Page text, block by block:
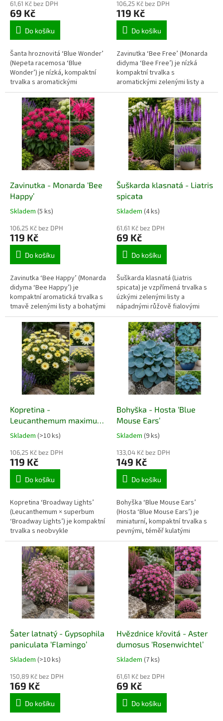
61,61 Kč bez DPH
69 Kč
Do košíku
Šanta hroznovitá ‘Blue Wonder’
(Nepeta racemosa ‘Blue
Wonder’) je nízká, kompaktní
trvalka s aromatickými
šedozelenými listy a množstvím
sytě modrých až
modrofialových květů. Kvete od
pozdního jara do začátku
podzimu a po seříznutí
spolehlivě znovu nakvétá. Hodí
se do slunných záhonů, skalek,
štěrkových výsadeb, lemů cest,
nádob i zahrad pro opylovače.
106,25 Kč bez DPH
119 Kč
Do košíku
Zavinutka ‘Bee Free’ (Monarda
didyma ‘Bee Free’) je nízká
kompaktní trvalka s
aromatickými zelenými listy a
zářivě purpurovými až
fialovorůžovými květy s
tmavými středy. Kvete během
léta, přitahuje včely, čmeláky i
motýly a vyniká velmi dobrou
odolností vůči padlí. Hodí se do
slunných záhonů, přírodních
výsadeb, menších zahrad i
větších nádob.
Zavinutka - Monarda ‘Bee
Happy’
Skladem (5 ks)
106,25 Kč bez DPH
119 Kč
Do košíku
Zavinutka ‘Bee Happy’ (Monarda
didyma ‘Bee Happy’) je
kompaktní aromatická trvalka s
tmavě zelenými listy a bohatými
přesleny sytě červených až
červenorůžových květů s
tmavými středy. Kvete od
poloviny léta do začátku
podzimu a přitahuje včely,
čmeláky i motýly. Hodí se do
slunných trvalkových záhonů,
přírodních výsadeb, skupin i
větších nádob.
Šuškarda klasnatá - Liatris
spicata
Skladem (4 ks)
61,61 Kč bez DPH
69 Kč
Do košíku
Šuškarda klasnatá (Liatris
spicata) je vzpřímená trvalka s
úzkými zelenými listy a
nápadnými růžově fialovými
květními klasy, které netradičně
rozkvétají shora dolů. Kvete
uprostřed léta a přitahuje včely,
čmeláky i motýly. Hodí se do
slunných trvalkových záhonů,
prérijních výsadeb, skupin s
okrasnými travami i k řezu.
Kopretina -
Leucanthemum maximum
‘Broadway Lights’
Skladem (>10 ks)
106,25 Kč bez DPH
119 Kč
Do košíku
Kopretina ‘Broadway Lights’
(Leucanthemum × superbum
‘Broadway Lights’) je kompaktní
trvalka s neobvykle
proměnlivými květy. Okvětní
lístky se otevírají světle žluté,
postupně blednou do krémové
a nakonec téměř zbělají,
zatímco střed zůstává
zlatožlutý. Kvete od začátku
léta do podzimu a hodí se do
slunných záhonů, skupinových
výsadeb, venkovských zahrad i
Bohyška - Hosta ‘Blue
Mouse Ears’
Skladem (9 ks)
133,04 Kč bez DPH
149 Kč
Do košíku
Bohyška ‘Blue Mouse Ears’
(Hosta ‘Blue Mouse Ears’) je
miniaturní, kompaktní trvalka s
pevnými, téměř kulatými
modrozelenými listy
připomínajícími myší ouška. V
létě nad hustým bochánkem
vyrůstají krátká květenství se
světle levandulovými
zvonkovitými květy. Hodí se do
polostinných až stinných
záhonů, lemů, menších zahrad,
stinných skalek i nádob.
Šater latnatý - Gypsophila
paniculata ‘Flamingo’
Skladem (>10 ks)
150,89 Kč bez DPH
169 Kč
Do košíku
Hvězdnice křovitá - Aster
dumosus ‘Rosenwichtel’
Skladem (7 ks)
61,61 Kč bez DPH
69 Kč
Do košíku